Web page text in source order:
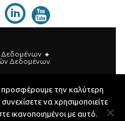
Δεδομένων
προσφέρουμε την καλύτερη
να χρησιμοποιείτε
ικανοποιημένοι με αυτό.